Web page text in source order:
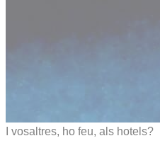
I vosaltres, ho feu, als hotels?